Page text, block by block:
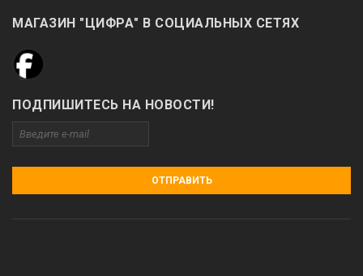
МАГАЗИН "ЦИФРА" В СОЦИАЛЬНЫХ СЕТЯХ
ПОДПИШИТЕСЬ НА НОВОСТИ!
ОТПРАВИТЬ